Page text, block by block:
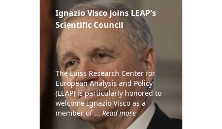
Ignazio Visco joins LEAP's
Scientific Council
The Luiss Research Center for
European Analysis and Policy
(LEAP) is particularly honored to
welcome Ignazio Visco as a
member of ...Read more